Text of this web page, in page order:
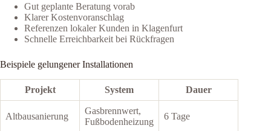
Gut geplante Beratung vorab
Klarer Kostenvoranschlag
Referenzen lokaler Kunden in Klagenfurt
Schnelle Erreichbarkeit bei Rückfragen
Beispiele gelungener Installationen
Projekt System Dauer
Altbausanierung
Gasbrennwert,
Fußbodenheizung
6 Tage